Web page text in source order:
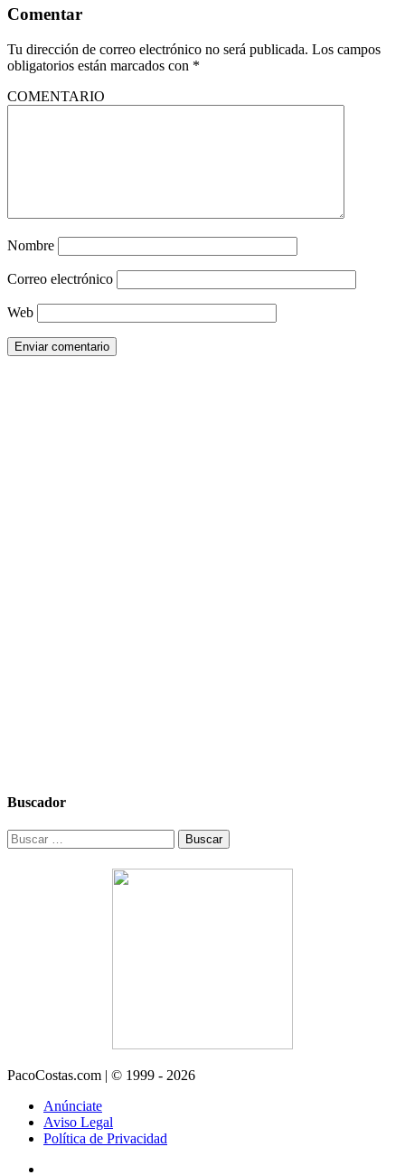
Comentar
Tu dirección de correo electrónico no será publicada. Los campos
obligatorios están marcados con *
COMENTARIO
Nombre
Correo electrónico
Web
Buscador
Buscar:
PacoCostas.com | © 1999 - 2026
Anúnciate
Aviso Legal
Política de Privacidad